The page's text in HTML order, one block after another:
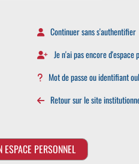
Continuer sans s'authentifier
Je n'ai pas encore
Mot de passe ou identifiant
Retour sur le site
PERSONNEL